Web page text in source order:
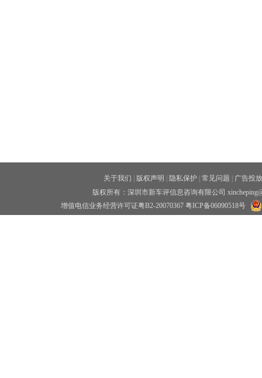
关于我们 版权声明 隐私保护 常见问题
广告投放
版权所有：深圳市新车评信息咨询有限公司
增值电信业务经营许可证粤B2-20070367 粤ICP备06090518号